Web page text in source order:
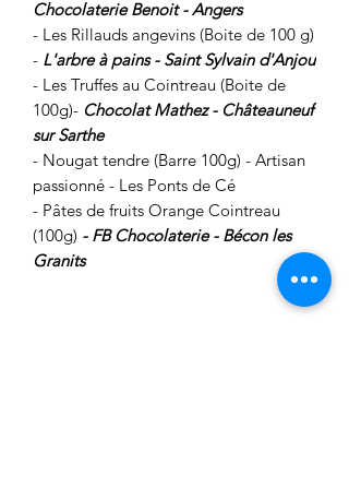
Chocolaterie Benoit - Angers
- Les Rillauds angevins (Boite de 100 g)
- L'arbre à pains - Saint Sylvain d'Anjou
- Les Truffes au Cointreau (Boite de
100g)- ChocolatMathez - Châteauneuf
sur Sarthe
- Nougat tendre (Barre 100g) - Artisan
passionné - Les Ponts de Cé
- Pâtes de fruits Orange Cointreau
(100g) - FB Chocolaterie - Bécon les
Granits